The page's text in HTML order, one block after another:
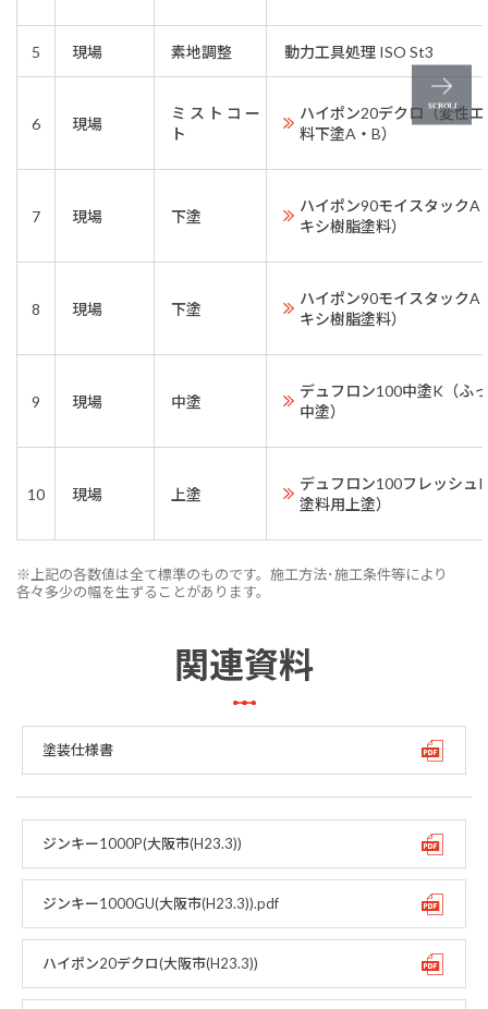
5 現場 素地調整 動力工具処理 ISO St3
6 現場
ミ ス ト コ ー
ト
ハイポン20デクロ（変性
料下塗A・B）
7 現場 下塗
ハイポン90モイスタックA
キシ樹脂塗料）
8 現場 下塗
ハイポン90モイスタックA
キシ樹脂塗料）
9 現場 中塗
デュフロン100中塗K（ふ
中塗）
10 現場 上塗
デュフロン100フレッシュ
塗料用上塗）
※上記の各数値は全て標準のものです。施工方法･施工条件等により
各々多少の幅を生ずることがあります。
関連資料
塗装仕様書
ジンキー1000P(大阪市(H23.3))
ジンキー1000GU(大阪市(H23.3)).pdf
ハイポン20デクロ(大阪市(H23.3))